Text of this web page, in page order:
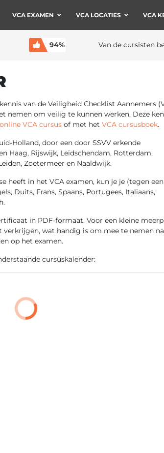
VCA EXAMEN VCA LOCATIES VCA
94% Van de cursisten
van de Veiligheid Checklist Aannemers
nemen om veilig te kunnen werken. Deze
online VCA cursus of met het VCA cursusboek.
Holland, door een door SSVV erkende
Haag, Rijswijk, Leidschendam, Rotterdam,
Zoetermeer en Naaldwijk.
heeft in het VCA examen, kun je je (tegen
Duits, Frans, Spaans, Portugees, Italiaans,
in PDF-formaat. Voor een kleine
wat handig is om mee te nemen
op het examen.
cursuskalender: